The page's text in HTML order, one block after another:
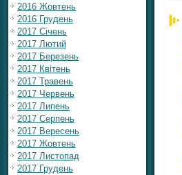
2016 Жовтень
2016 Грудень
2017 Січень
2017 Лютий
2017 Березень
2017 Квітень
2017 Травень
2017 Червень
2017 Липень
2017 Серпень
2017 Вересень
2017 Жовтень
2017 Листопад
2017 Грудень